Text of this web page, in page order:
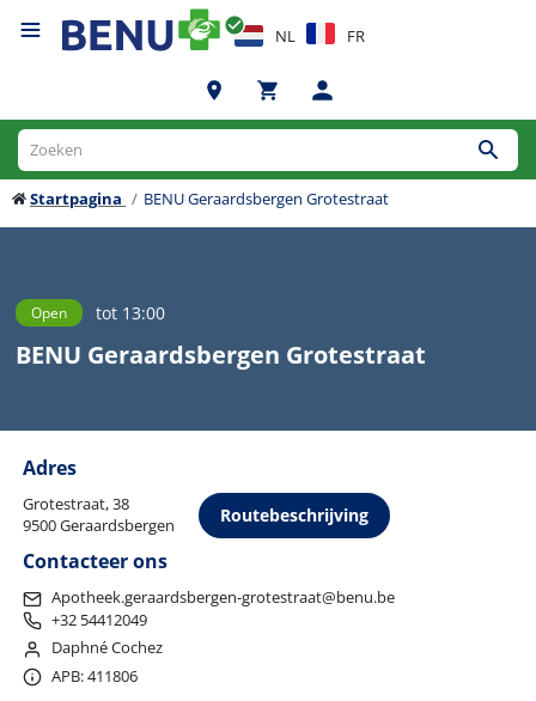
NL FR
Startpagina BENU Geraardsbergen Grotestraat
BENU Geraardsbergen Grotestraat
Open tot 13:00
Adres
Grotestraat, 38
9500 Geraardsbergen
Routebeschrijving
Contacteer ons
Apotheek.geraardsbergen-grotestraat@benu.be
+32 54412049
Daphné Cochez
APB: 411806